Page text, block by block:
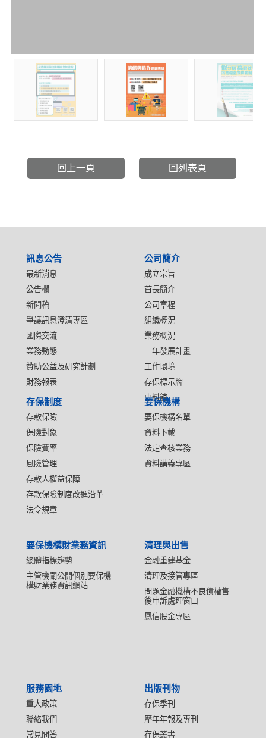
回上一頁 回列表頁
訊息公告
最新消息
公告欄
新聞稿
爭議訊息澄清專區
國際交流
業務動態
贊助公益及研究計劃
財務報表
公司簡介
成立宗旨
首長簡介
公司章程
組織概況
業務概況
三年發展計畫
工作環境
存保標示牌
史料館
存保制度
存款保險
保險對象
保險費率
風險管理
存款人權益保障
存款保險制度改進沿革
法令規章
要保機構
要保機構名單
資料下載
法定查核業務
資料講義專區
要保機構財業務資訊
總體指標趨勢
主管機關公開個別要保機
構財業務資訊網站
清理與出售
金融重建基金
清理及接管專區
問題金融機構不良債權售
後申訴處理窗口
鳳信股金專區
服務園地
重大政策
聯絡我們
常見問答
出版刊物
存保季刊
歷年年報及專刊
存保叢書